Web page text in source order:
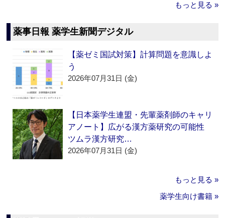
もっと見る »
薬事日報 薬学生新聞デジタル
【薬ゼミ国試対策】計算問題を意識しよ
う
2026年07月31日 (金)
【日本薬学生連盟・先輩薬剤師のキャリ
アノート】広がる漢方薬研究の可能性
ツムラ漢方研究…
2026年07月31日 (金)
もっと見る »
薬学生向け書籍 »